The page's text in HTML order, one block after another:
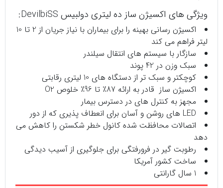
ویژگی های اکسیژن ساز ده لیتری دولبیس DevilbiSS:
اکسیژن رسانی بهینه را برای بیماران با نیاز جریان از 2 تا 10
لیتر فراهم می کند
سازگار با سیستم های انتقال سیلندر
سبک وزن در 42 پوند
کوچکتر و سبک تر از دستگاه های 10 لیتری رقابتی
اکسیژن ساز قادر به ارائه 87٪ تا 96٪ خلوص O2
مجهز به کنترل های در دسترس بیمار
LED های روشن و آسان برای انعطاف پذیری که از دور
اتصالات محافظت شده کانول خطر شکستن را کاهش می
دهد
رطوبت گیر در فرورفتگی برای جلوگیری از آسیب دیدگی
ساخت کشور آمریکا
1 سال گارانتی